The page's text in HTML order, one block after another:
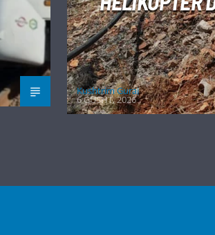
Kushtrim Guraj
6 GUSHT, 2026